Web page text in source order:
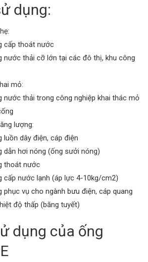
dụng:
cấp thoát nước
nước thải cỡ lớn tại các đô thị, khu công
mỏ:
nước thải trong công nghiệp khai thác mỏ
lượng:
luồn dây điện, cáp điện
dẫn hơi nóng (ống sưởi nóng)
thoát nước
cấp nước lạnh (áp lực 4-10kg/cm2)
phục vụ cho ngành bưu điện, cáp quang
độ thấp (băng tuyết)
dụng của ống